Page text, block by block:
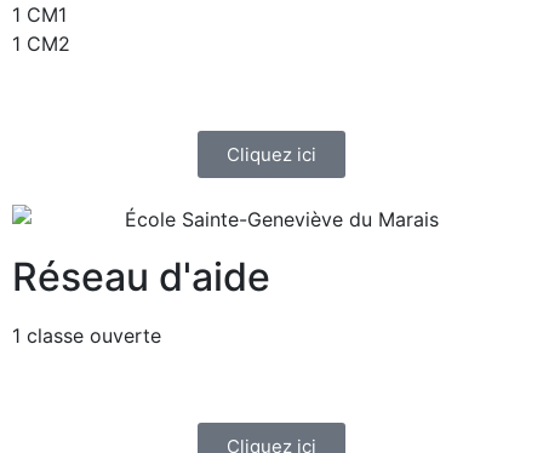
1 CM1
1 CM2
Cliquez ici
Réseau d'aide
1 classe ouverte
Cliquez ici